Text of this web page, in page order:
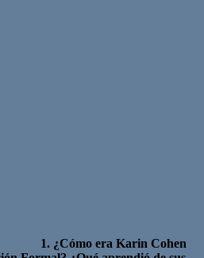
1. ¿Cómo era Karin Cohen